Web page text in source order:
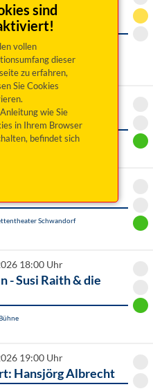
sind
vollen
dieser
zu erfahren,
Sie Cookies
wie Sie
in Ihrem Browser
befindet sich
Hofmeir, Tuba &
Kl
Historischer Pfarrhof
Franken ist in
16:00 Uhr
Schwandorf
18:00 Uhr
- Susi Raith & die
19:00 Uhr
Hansjörg Albrecht